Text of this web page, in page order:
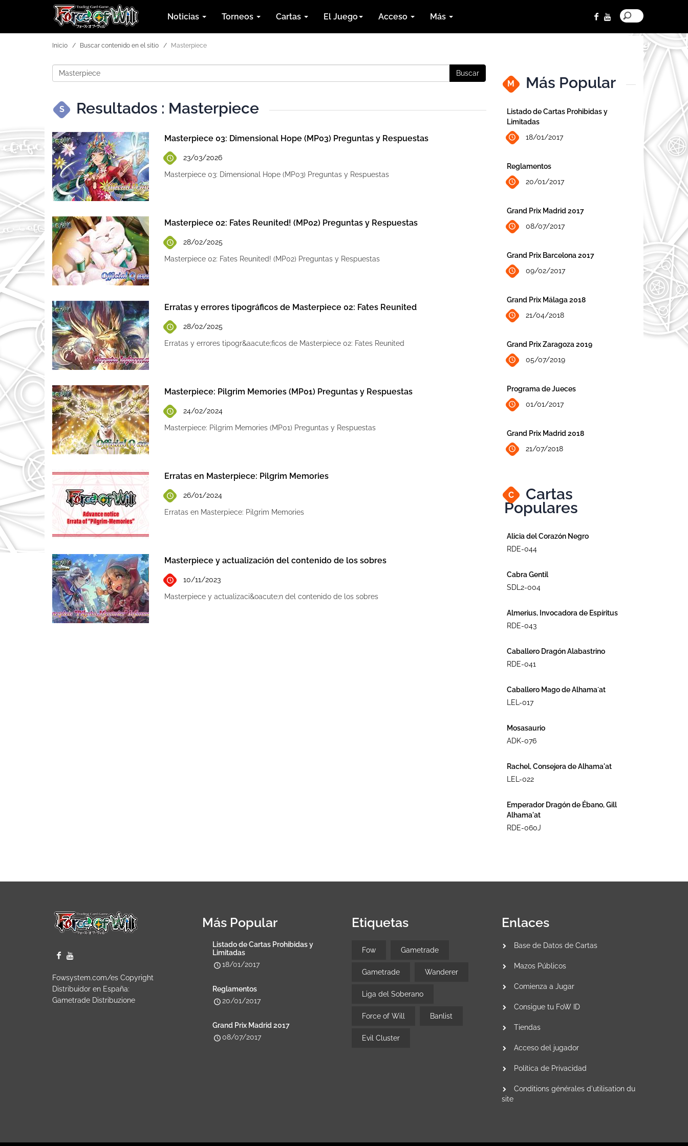
Noticias Torneos Cartas El Juego Acceso Más
Inicio Buscar contenido en el sitio Masterpiece
Buscar
S Resultados : Masterpiece
Masterpiece 03: Dimensional Hope (MP03) Preguntas y Respuestas
23/03/2026
Masterpiece 03: Dimensional Hope (MP03) Preguntas y Respuestas
Masterpiece 02: Fates Reunited! (MP02) Preguntas y Respuestas
28/02/2025
Masterpiece 02: Fates Reunited! (MP02) Preguntas y Respuestas
Erratas y errores tipográficos de Masterpiece 02: Fates Reunited
28/02/2025
Erratas y errores tipogr&aacute;ficos de Masterpiece 02: Fates Reunited
Masterpiece: Pilgrim Memories (MP01) Preguntas y Respuestas
24/02/2024
Masterpiece: Pilgrim Memories (MP01) Preguntas y Respuestas
Erratas en Masterpiece: Pilgrim Memories
26/01/2024
Erratas en Masterpiece: Pilgrim Memories
Masterpiece y actualización del contenido de los sobres
10/11/2023
Masterpiece y actualizaci&oacute;n del contenido de los sobres
M Más Popular
Listado de Cartas Prohibidas y
Limitadas
18/01/2017
Reglamentos
20/01/2017
Grand Prix Madrid 2017
08/07/2017
Grand Prix Barcelona 2017
09/02/2017
Grand Prix Málaga 2018
21/04/2018
Grand Prix Zaragoza 2019
05/07/2019
Programa de Jueces
01/01/2017
Grand Prix Madrid 2018
21/07/2018
C Cartas
Populares
Alicia del Corazón Negro
RDE-044
Cabra Gentil
SDL2-004
Almerius, Invocadora de Espíritus
RDE-043
Caballero Dragón Alabastrino
RDE-041
Caballero Mago de Alhama´at
LEL-017
Mosasaurio
ADK-076
Rachel, Consejera de Alhama'at
LEL-022
Emperador Dragón de Ébano, Gill
Alhama'at
RDE-060J
Fowsystem.com/es Copyright
Distribuidor en España:
Gametrade Distribuzione
Más Popular
Listado de Cartas Prohibidas y
Limitadas
18/01/2017
Reglamentos
20/01/2017
Grand Prix Madrid 2017
08/07/2017
Etiquetas
Fow Gametrade
Gametrade Wanderer
Liga del Soberano
Force of Will Banlist
Evil Cluster
Enlaces
Base de Datos de Cartas
Mazos Públicos
Comienza a Jugar
Consigue tu FoW ID
Tiendas
Acceso del jugador
Política de Privacidad
Conditions générales d'utilisation du
site